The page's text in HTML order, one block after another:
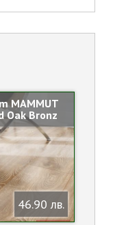
MAMMUT
Oak Bronz
46.90 лв.